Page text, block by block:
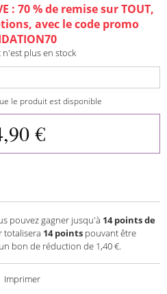
: 70 % de remise sur TOUT,
avec le code promo
plus en stock
le produit est disponible
€
pouvez gagner jusqu'à 14points de
totalisera 14pointspouvant être
bon de réduction de 1,40 €.
Imprimer